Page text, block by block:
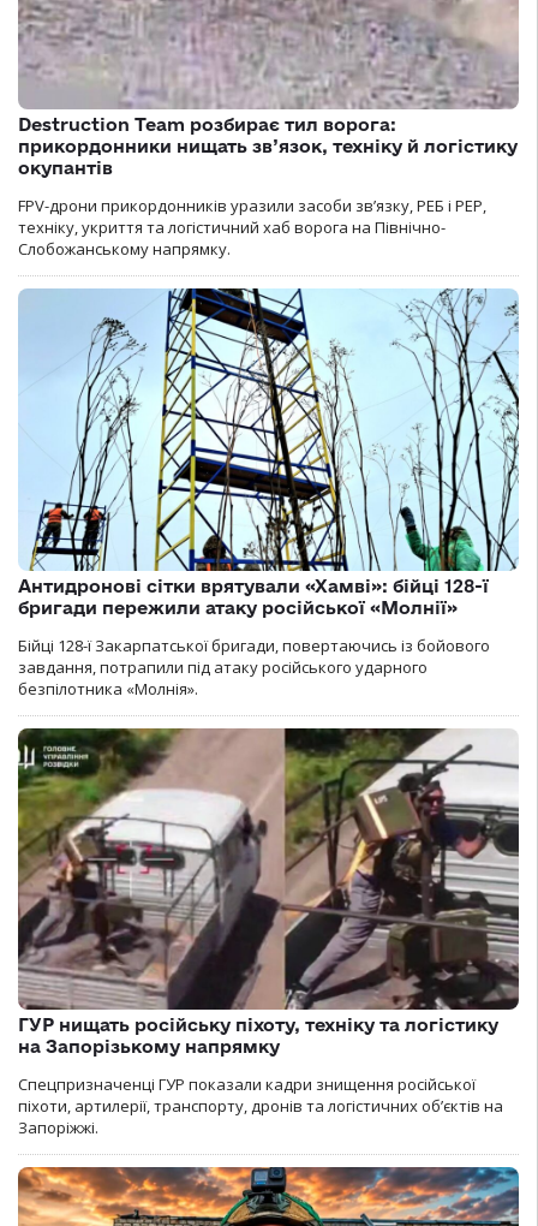
Destruction Team розбирає тил ворога:
прикордонники нищать зв’язок, техніку й логістику
окупантів
FPV-дрони прикордонників уразили засоби зв’язку, РЕБ і РЕР,
техніку, укриття та логістичний хаб ворога на Північно-
Слобожанському напрямку.
Антидронові сітки врятували «Хамві»: бійці 128-ї
бригади пережили атаку російської «Молнії»
Бійці 128-ї Закарпатської бригади, повертаючись із бойового
завдання, потрапили під атаку російського ударного
безпілотника «Молнія».
ГУР нищать російську піхоту, техніку та логістику
на Запорізькому напрямку
Спецпризначенці ГУР показали кадри знищення російської
піхоти, артилерії, транспорту, дронів та логістичних об’єктів на
Запоріжжі.